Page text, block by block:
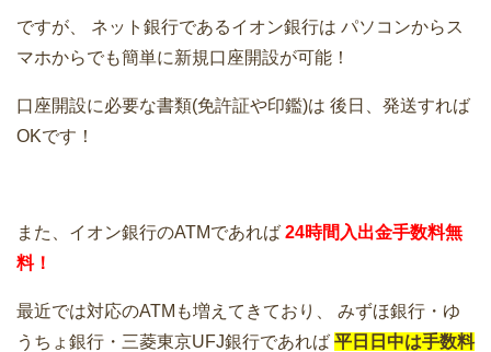
ですが、 ネット銀行であるイオン銀行は パソコンからス
マホからでも簡単に新規口座開設が可能！
口座開設に必要な書類(免許証や印鑑)は 後日、発送すれば
OKです！
また、イオン銀行のATMであれば 24時間入出金手数料無
料！
最近では対応のATMも増えてきており、
みずほ銀行・ゆ
うちょ銀行・三菱東京UFJ銀行であれば 平日日中は手数料